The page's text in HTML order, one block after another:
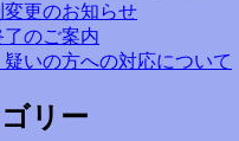
更のお知らせ
のご案内
いの方への対応について
リー